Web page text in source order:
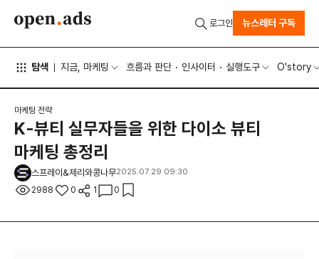
탐색 지금, 마케팅 흐름과 판단 인사이터 실행도구 O'story
로그인 뉴스레터 구독
마케팅 전략
K-뷰티 실무자들을 위한 다이소 뷰티
마케팅 총정리
스프레이&제리와콩나무2025.07.29 09:30
2988 0 1 0